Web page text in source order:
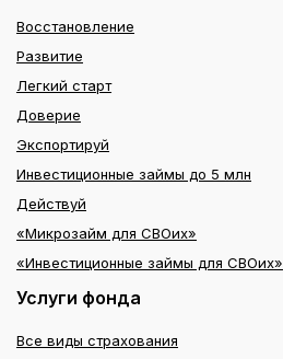
Восстановление
Развитие
Легкий старт
Доверие
Экспортируй
Инвестиционные займы до 5 млн
Действуй
«Микрозайм для СВОих»
«Инвестиционные займы для СВОих»
Услуги фонда
Все виды страхования